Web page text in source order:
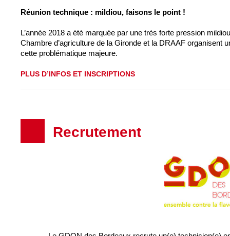
Réunion technique : mildiou, faisons le point !
L’année 2018 a été marquée par une très forte pression
Chambre d’agriculture de la Gironde et la DRAAF organisent
cette problématique majeure.
PLUS D’INFOS ET INSCRIPTIONS
Recrutement